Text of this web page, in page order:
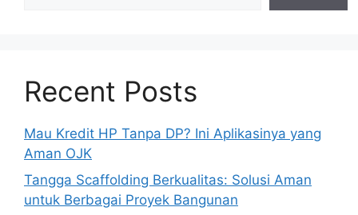
Recent Posts
Mau Kredit HP Tanpa DP? Ini Aplikasinya yang
Aman OJK
Tangga Scaffolding Berkualitas: Solusi Aman
untuk Berbagai Proyek Bangunan